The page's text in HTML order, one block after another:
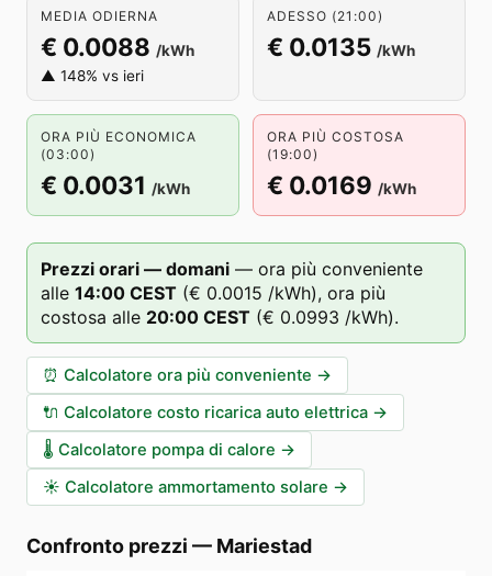
MEDIA ODIERNA
€ 0.0088 /kWh
▲ 148% vs ieri
ADESSO (21:00)
€ 0.0135 /kWh
ORA PIÙ ECONOMICA
(03:00)
€ 0.0031 /kWh
ORA PIÙ COSTOSA
(19:00)
€ 0.0169 /kWh
Prezzi orari — domani — ora più conveniente
alle 14:00 CEST (€ 0.0015 /kWh), ora più
costosa alle 20:00 CEST (€ 0.0993 /kWh).
⏰ Calcolatore ora più conveniente →
🔌 Calcolatore costo ricarica auto elettrica →
🌡️ Calcolatore pompa di calore →
☀️ Calcolatore ammortamento solare →
Confronto prezzi — Mariestad